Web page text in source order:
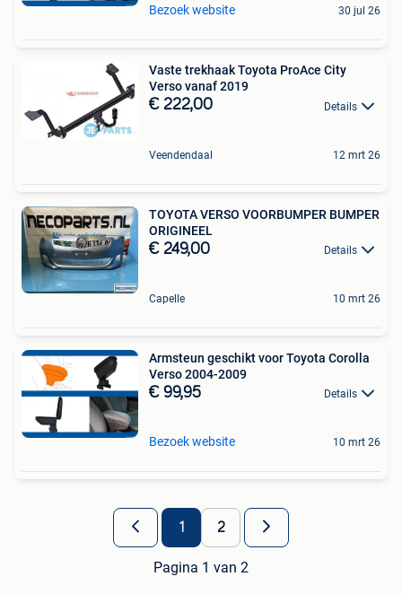
Bezoek website 30 jul 26
Vaste trekhaak Toyota ProAce City
Verso vanaf 2019
€ 222,00 Details
Veendendaal 12 mrt 26
TOYOTA VERSO VOORBUMPER BUMPER
ORIGINEEL
€ 249,00 Details
Capelle 10 mrt 26
Armsteun geschikt voor Toyota Corolla
Verso 2004-2009
€ 99,95 Details
Bezoek website 10 mrt 26
1 2
Pagina 1 van 2